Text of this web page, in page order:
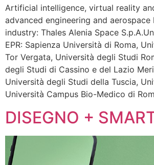
Artificial intelligence, virtual reality
advanced engineering and aerospace
industry: Thales Alenia Space
EPR: Sapienza Università di Roma,
Tor Vergata, Università degli Studi
degli Studi di Cassino e del Lazio
Università degli Studi della Tuscia,
Università Campus Bio-Medico di
DISEGNO +